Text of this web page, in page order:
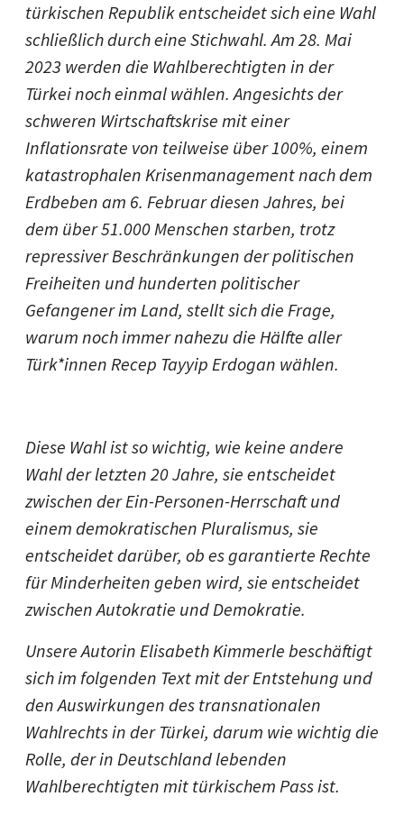
türkischen Republik entscheidet sich eine Wahl
schließlich durch eine Stichwahl. Am 28. Mai
2023 werden die Wahlberechtigten in der
Türkei noch einmal wählen. Angesichts der
schweren Wirtschaftskrise mit einer
Inflationsrate von teilweise über 100%, einem
katastrophalen Krisenmanagement nach dem
Erdbeben am 6. Februar diesen Jahres, bei
dem über 51.000 Menschen starben, trotz
repressiver Beschränkungen der politischen
Freiheiten und hunderten politischer
Gefangener im Land, stellt sich die Frage,
warum noch immer nahezu die Hälfte aller
Türk*innen Recep Tayyip Erdogan wählen.
Diese Wahl ist so wichtig, wie keine andere
Wahl der letzten 20 Jahre, sie entscheidet
zwischen der Ein-Personen-Herrschaft und
einem demokratischen Pluralismus, sie
entscheidet darüber, ob es garantierte Rechte
für Minderheiten geben wird, sie entscheidet
zwischen Autokratie und Demokratie.
Unsere Autorin Elisabeth Kimmerle beschäftigt
sich im folgenden Text mit der Entstehung und
den Auswirkungen des transnationalen
Wahlrechts in der Türkei, darum wie wichtig die
Rolle, der in Deutschland lebenden
Wahlberechtigten mit türkischem Pass ist.